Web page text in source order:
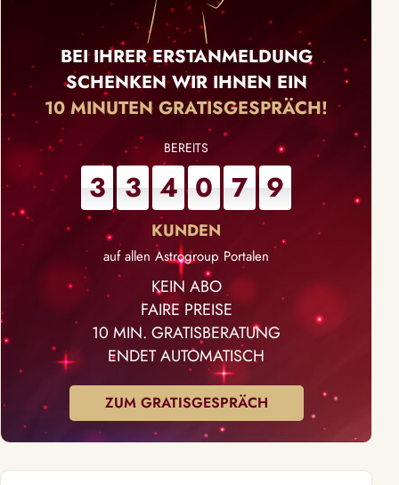
BEI IHRER ERSTANMELDUNG
SCHENKEN WIR IHNEN EIN
10 MINUTEN GRATISGESPRÄCH!
3 3 4 0 7 9
auf allen Astrogroup Portalen
KEIN ABO
FAIRE PREISE
10 MIN. GRATISBERATUNG
ENDET AUTOMATISCH
ZUM GRATISGESPRÄCH